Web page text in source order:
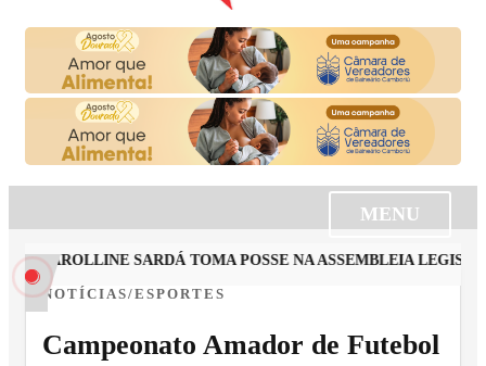
MENU
CAROLLINE SARDÁ TOMA POSSE NA ASSEMBLEIA
NOTÍCIAS/ESPORTES
Campeonato Amador de Futebol